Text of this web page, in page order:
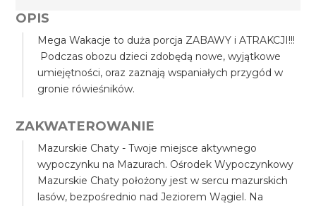
OPIS
Mega Wakacje to duża porcja ZABAWY i ATRAKCJI!!!
Podczas obozu dzieci zdobędą nowe, wyjątkowe
umiejętności, oraz zaznają wspaniałych przygód w
gronie rówieśników.
ZAKWATEROWANIE
Mazurskie Chaty - Twoje miejsce aktywnego
wypoczynku na Mazurach. Ośrodek Wypoczynkowy
Mazurskie Chaty położony jest w sercu mazurskich
lasów, bezpośrednio nad Jeziorem Wągiel. Na